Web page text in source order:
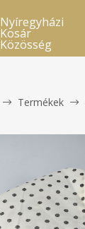
Nyíregyházi
Kosár
Közösség
Termékek